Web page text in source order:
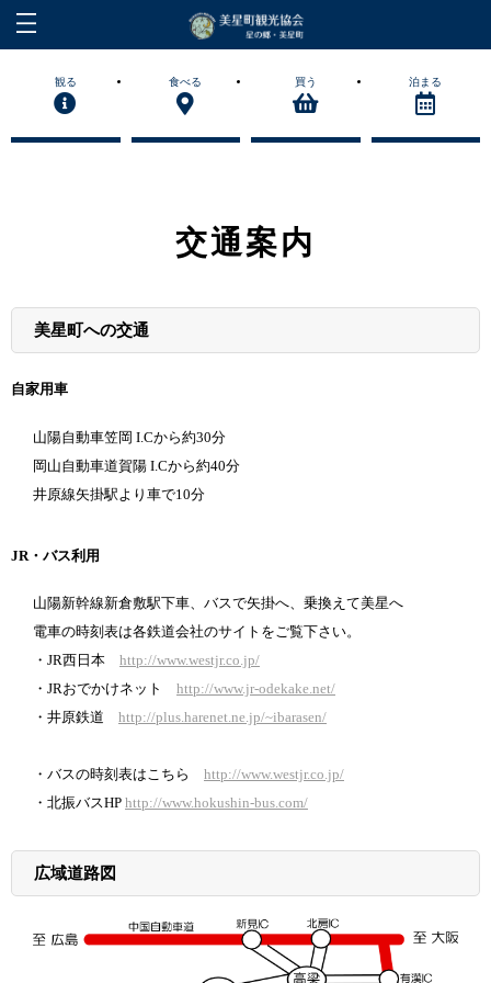
観る 食べる 買う 泊まる
交通案内
美星町への交通
自家用車
山陽自動車笠岡 I.Cから約30分
岡山自動車道賀陽 I.Cから約40分
井原線矢掛駅より車で10分
JR・バス利用
山陽新幹線新倉敷駅下車、バスで矢掛へ、乗換えて美星へ
電車の時刻表は各鉄道会社のサイトをご覧下さい。
・JR西日本 http://www.westjr.co.jp/
・JRおでかけネット http://www.jr-odekake.net/
・井原鉄道 http://plus.harenet.ne.jp/~ibarasen/
・バスの時刻表はこちら http://www.westjr.co.jp/
・北振バスHP http://www.hokushin-bus.com/
広域道路図